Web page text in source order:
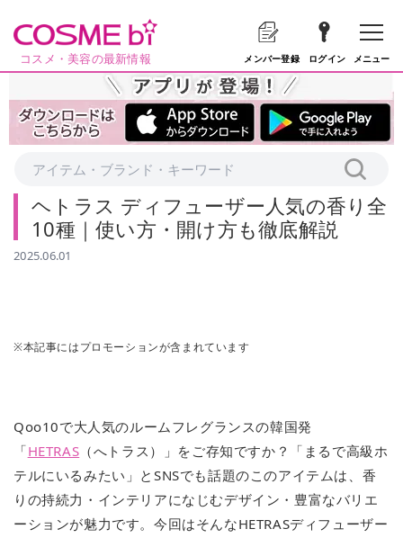
コスメ・美容の最新情報 メンバー登録 ログイン メニュー
ヘトラス ディフューザー人気の香り全
10種｜使い方・開け方も徹底解説
2025.06.01
※本記事にはプロモーションが含まれています
Qoo10で大人気のルームフレグランスの韓国発
「HETRAS （へトラス）」をご存知ですか？「まるで高級ホ
テルにいるみたい」とSNSでも話題のこのアイテムは、香
りの持続力・インテリアになじむデザイン・豊富なバリエ
ーションが魅力です。今回はそんなHETRASディフューザー